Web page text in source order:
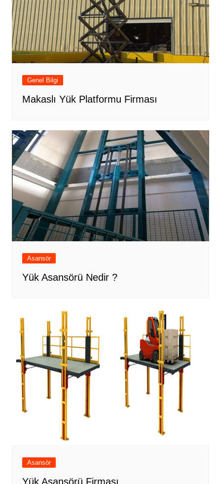
Genel Bilgi
Makaslı Yük Platformu Firması
Asansör
Yük Asansörü Nedir ?
Asansör
Yük Asansörü Firması